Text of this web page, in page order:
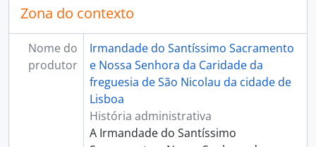
Zona do contexto
Nome do
produtor
Irmandade do Santíssimo Sacramento
e Nossa Senhora da Caridade da
freguesia de São Nicolau da cidade de
Lisboa
História administrativa
A Irmandade do Santíssimo